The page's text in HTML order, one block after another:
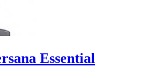
Essential